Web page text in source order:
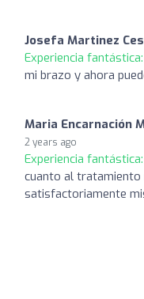
Josefa Martinez
Experiencia fantástica:
mi brazo y ahora
Maria Encarnación
2 years ago
Experiencia fantástica:
cuanto al tratamiento
satisfactoriamente